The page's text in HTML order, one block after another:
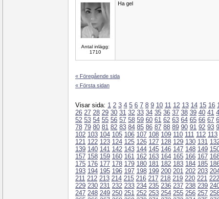
Antal inlägg:
1710
Ha gel
« Föregående sida
« Första sidan
Visar sida: 1 2 3 4 5 6 7 8 9 10 11 12 13 14 15 16
26 27 28 29 30 31 32 33 34 35 36 37 38 39 40 41
52 53 54 55 56 57 58 59 60 61 62 63 64 65 66 67
78 79 80 81 82 83 84 85 86 87 88 89 90 91 92 93
102 103 104 105 106 107 108 109 110 111 112 113
121 122 123 124 125 126 127 128 129 130 131
139 140 141 142 143 144 145 146 147 148 149
157 158 159 160 161 162 163 164 165 166 167
175 176 177 178 179 180 181 182 183 184 185
193 194 195 196 197 198 199 200 201 202 203
211 212 213 214 215 216 217 218 219 220 221 222
229 230 231 232 233 234 235 236 237 238 239
247 248 249 250 251 252 253 254 255 256 257